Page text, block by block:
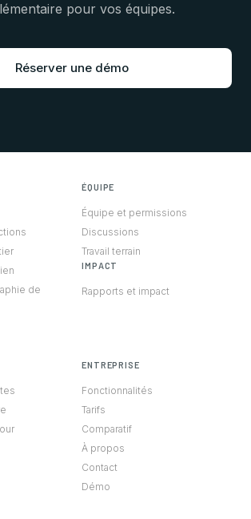
pour vos équipes.
Réserver une démo
de
ÉQUIPE
Équipe et permissions
Discussions
Travail terrain
IMPACT
Rapports et impact
ENTREPRISE
Fonctionnalités
Tarifs
Comparatif
À propos
Contact
Démo